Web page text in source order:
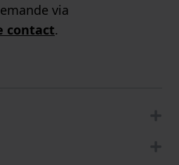
via
contact.